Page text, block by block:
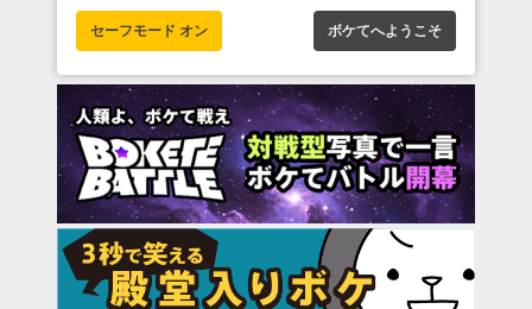
セーフモード オン ボケてへようこそ